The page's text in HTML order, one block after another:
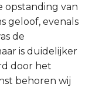
opstanding van
geloof, evenals
de
is duidelijker
door het
behoren wij